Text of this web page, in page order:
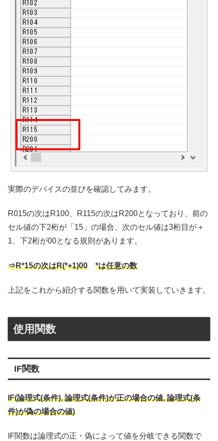
実際のデバイスの並びを確認してみます。
R015の次はR100、R115の次はR200となっており、前の
セル値の下2桁が「15」の場合、次のセル値は3桁目が＋
1、下2桁が00となる規則があります。
⇒R*15の次はR(*+1)00 *は任意の数
上記をこれから紹介する関数を用いて実装していきます。
使用関数
IF関数
IF(論理式(条件), 論理式(条件)が正の場合の値, 論理式(条
件)が偽の場合の値)
IF関数は論理式の正・偽によって値を分岐できる関数で